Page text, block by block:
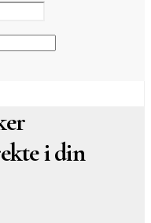
i din